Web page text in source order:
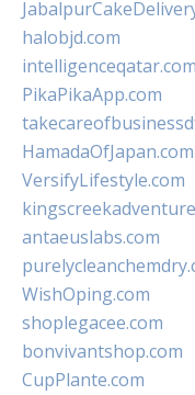
halobjd.com
intelligenceqatar.com
PikaPikaApp.com
HamadaOfJapan.com
VersifyLifestyle.com
antaeuslabs.com
WishOping.com
shoplegacee.com
bonvivantshop.com
CupPlante.com